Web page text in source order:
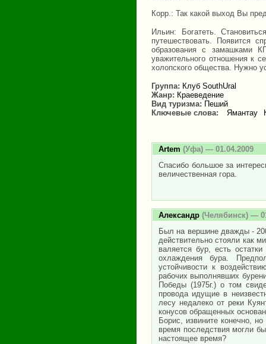
Корр.: Так какой выход Вы
Ильин: Богатеть.
путешествовать. Появится
образования с замашками
уважительного отношения к
холопского общества. Нужно
Группа: Клуб SouthUral
Жанр: Краеведение
Вид туризма: Пеший
Ключевые слова:
Ямантау
Artem (Уфа) — 01.04.2009
Спасибо большое за
величественная гора.
Александр (Челябинск) —
Был на вершине дважды -
действительно стояли как
валяется бур, есть
охлаждения бура.
устойчивости к
рабочих выполнявших
Победы (1975г.) о том
провода идущие в
лесу недалеко от реки
конусов обращенных
Борис, извините конечно,
время последствия могли
настоящее время?